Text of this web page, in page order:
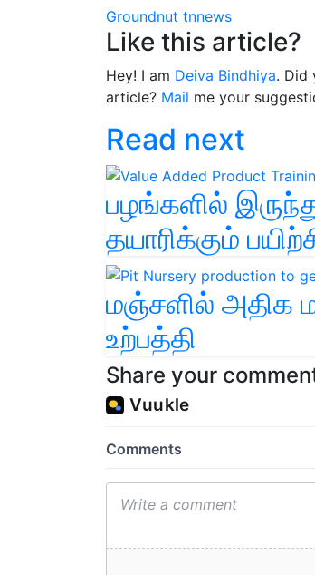
Groundnut tnnews
Like this article?
Hey! I am Deiva Bindhiya. Did
article? Mail me your
Read next
பழங்களில்
தயாரிக்கும்
மஞ்சளில் அதிக
உற்பத்தி
Share your